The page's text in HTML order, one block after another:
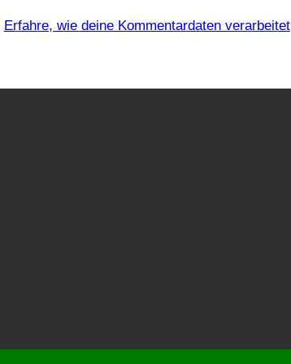
Erfahre, wie deine Kommentardaten verarbeitet